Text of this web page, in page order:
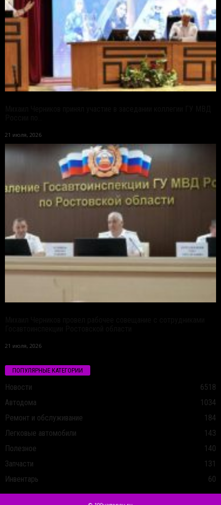
21 июля, 2026
21 июля, 2026
ПОПУЛЯРНЫЕ КАТЕГОРИИ
Новости
6518
Автодома
1034
Ремонт и обслуживание
184
Легковые автомобили
143
Полезное
140
Запчасти
131
Инвентарь
60